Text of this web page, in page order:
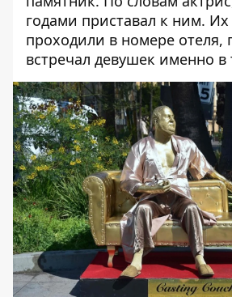
годами приставал к ним. Их
проходили в номере отеля,
встречал девушек именно в